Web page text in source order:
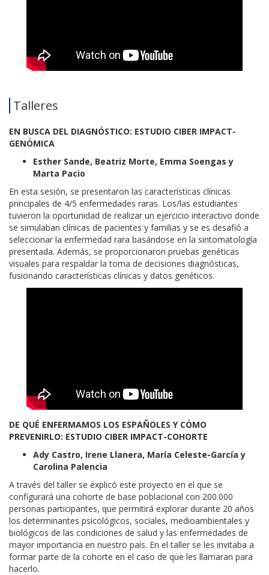
Talleres
EN BUSCA DEL DIAGNÓSTICO: ESTUDIO CIBER IMPACT-
GENÓMICA
Esther Sande, Beatriz Morte, Emma Soengas y
Marta Pacio
En esta sesión, se presentaron las características clínicas
principales de 4/5 enfermedades raras. Los/las estudiantes
tuvieron la oportunidad de realizar un ejercicio interactivo donde
se simulaban clínicas de pacientes y familias y se es desafió a
seleccionar la enfermedad rara basándose en la sintomatología
presentada. Además, se proporcionaron pruebas genéticas
visuales para respaldar la toma de decisiones diagnósticas,
fusionando características clínicas y datos genéticos.
DE QUÉ ENFERMAMOS LOS ESPAÑOLES Y CÓMO
PREVENIRLO: ESTUDIO CIBER IMPACT-COHORTE
Ady Castro, Irene Llanera, María Celeste-García y
Carolina Palencia
A través del taller se explicó este proyecto en el que se
configurará una cohorte de base poblacional con 200.000
personas participantes, que permitirá explorar durante 20 años
los determinantes psicológicos, sociales, medioambientales y
biológicos de las condiciones de salud y las enfermedades de
mayor importancia en nuestro país. En el taller se les invitaba a
formar parte de la cohorte en el caso de que les llamaran para
hacerlo.